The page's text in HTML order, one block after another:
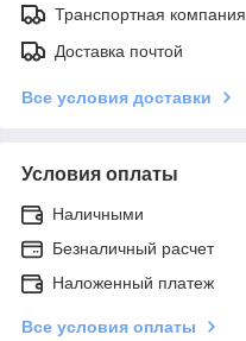
Транспортная компания
Доставка почтой
Все условия доставки
Условия оплаты
Наличными
Безналичный расчет
Наложенный платеж
Все условия оплаты